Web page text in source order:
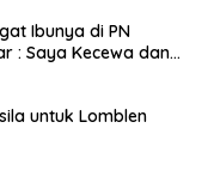
Ibunya di PN
: Saya Kecewa dan
untuk Lomblen